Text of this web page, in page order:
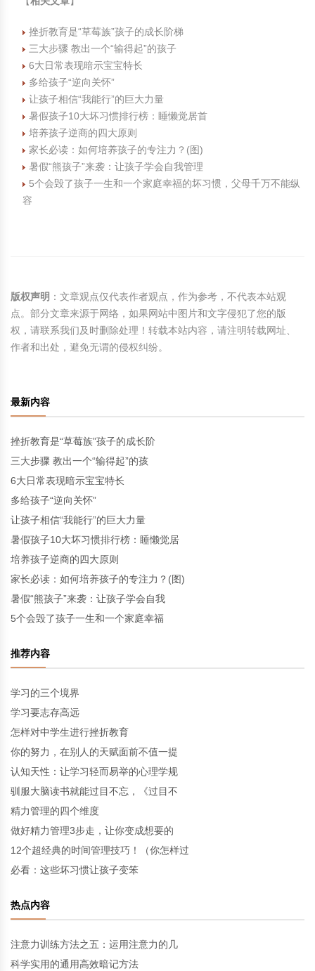
挫折教育是“草莓族”孩子的成长阶梯
三大步骤 教出一个“输得起”的孩子
6大日常表现暗示宝宝特长
多给孩子“逆向关怀”
让孩子相信“我能行”的巨大力量
暑假孩子10大坏习惯排行榜：睡懒觉居首
培养孩子逆商的四大原则
家长必读：如何培养孩子的专注力？(图)
暑假“熊孩子”来袭：让孩子学会自我管理
5个会毁了孩子一生和一个家庭幸福的坏习惯，父母千万不能纵
容
版权声明 ：文章观点仅代表作者观点，作为参考，不代表本站观
点。部分文章来源于网络，如果网站中图片和文字侵犯了您的版
权，请联系我们及时删除处理！转载本站内容，请注明转载网址、
作者和出处，避免无谓的侵权纠纷。
最新内容
挫折教育是“草莓族”孩子的成长阶
三大步骤 教出一个“输得起”的孩
6大日常表现暗示宝宝特长
多给孩子“逆向关怀”
让孩子相信“我能行”的巨大力量
暑假孩子10大坏习惯排行榜：睡懒觉居
培养孩子逆商的四大原则
家长必读：如何培养孩子的专注力？(图)
暑假“熊孩子”来袭：让孩子学会自我
5个会毁了孩子一生和一个家庭幸福
推荐内容
学习的三个境界
学习要志存高远
怎样对中学生进行挫折教育
你的努力，在别人的天赋面前不值一提
认知天性：让学习轻而易举的心理学规
驯服大脑读书就能过目不忘，《过目不
精力管理的四个维度
做好精力管理3步走，让你变成想要的
12个超经典的时间管理技巧！（你怎样过
必看：这些坏习惯让孩子变笨
热点内容
注意力训练方法之五：运用注意力的几
科学实用的通用高效暗记方法